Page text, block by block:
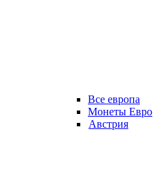
Все европа
Монеты Евро
Австрия